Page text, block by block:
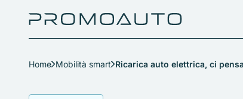
Home Mobilità smart Ricarica auto elettrica, ci